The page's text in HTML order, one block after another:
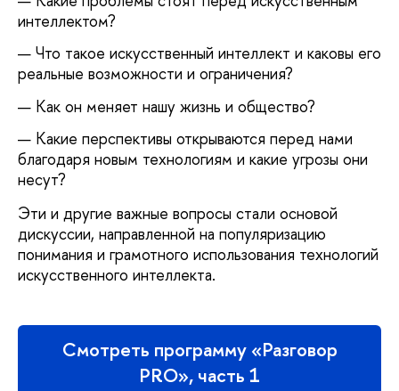
интеллектом?
Что такое искусственный интеллект и каковы его
реальные возможности и ограничения?
Как он меняет нашу жизнь и общество?
Какие перспективы открываются перед нами
благодаря новым технологиям и какие угрозы они
несут?
Эти и другие важные вопросы стали основой
дискуссии, направленной на популяризацию
понимания и грамотного использования технологий
искусственного интеллекта.
Смотреть программу «Разговор
PRO», часть 1